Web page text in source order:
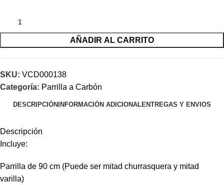
AÑADIR AL CARRITO
SKU: VCD000138
Categoría: Parrilla a Carbón
DESCRIPCIÓN INFORMACIÓN ADICIONALENTREGAS Y ENVIOS
Descripción
Incluye:
Parrilla de 90 cm (Puede ser mitad churrasquera y mitad
varilla)